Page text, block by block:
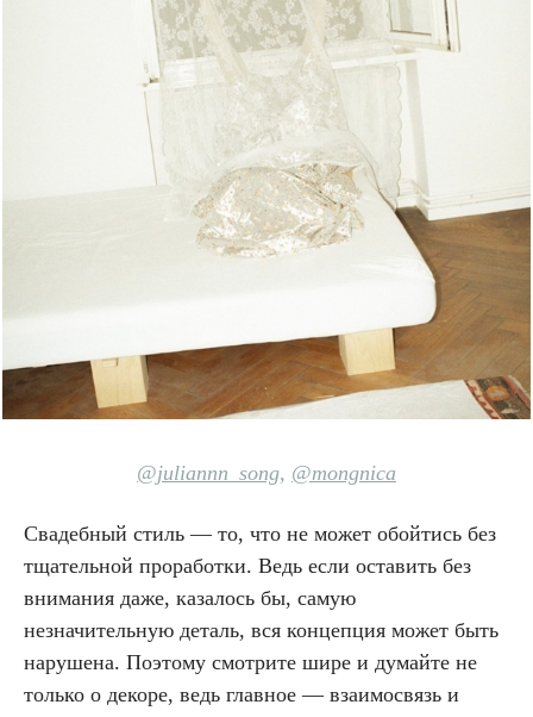
@juliannn_song, @mongnica
Свадебный стиль — то, что не может обойтись без
тщательной проработки. Ведь если оставить без
внимания даже, казалось бы, самую
незначительную деталь, вся концепция может быть
нарушена. Поэтому смотрите шире и думайте не
только о декоре, ведь главное — взаимосвязь и